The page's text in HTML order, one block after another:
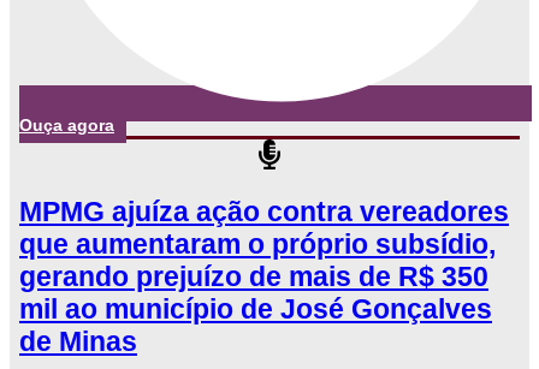
Ouça agora
MPMG ajuíza ação contra vereadores
que aumentaram o próprio subsídio,
gerando prejuízo de mais de R$ 350
mil ao município de José Gonçalves
de Minas